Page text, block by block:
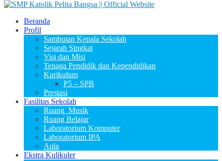
Beranda
Profil
Sambutan Kepala Sekolah
Sejarah Singkat
Visi dan Misi
Tenaga Pendidik dan Kependidikan
Kurikulum
P5 – SPB
Prestasi
Fasilitas Sekolah
Ruang_Musik
Ruang Belajar
Laboratorium Komputer
Laboratorium IPA
Aula
Ekstra Kulikuler